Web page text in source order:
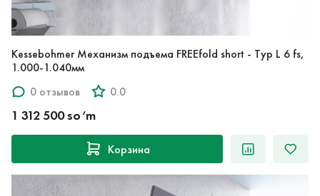
Kessebohmer Механизм подъема FREEfold short - Typ L 6 fs,
1.000-1.040мм
0 отзывов
0.0
1 312 500 so‘m
Корзина